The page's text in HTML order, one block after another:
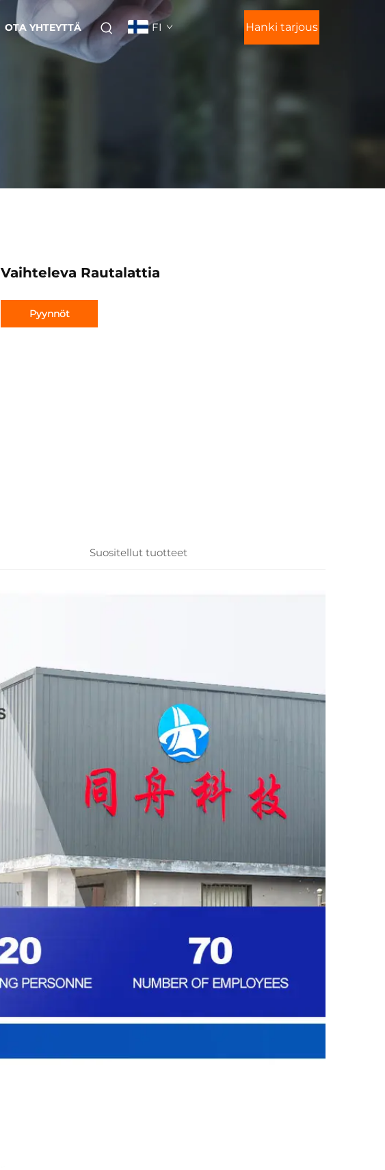
OTA YHTEYTTÄ FI Hanki tarjous
Vaihteleva Rautalattia
Pyynnöt
Suositellut tuotteet